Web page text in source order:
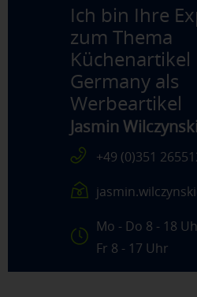
Ich bin Ihre
zum Thema
Küchenartikel
Germany als
Werbeartikel
Jasmin Wilczynski
+49 (0)351
Mo - Do 8 - 18
Fr 8 - 17 Uhr